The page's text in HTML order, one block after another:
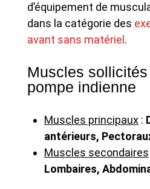
d’équipement de
dans la catégorie des
avant sans matériel .
Muscles
pompe indienne
Muscles principaux :
antérieurs,
Muscles secondaires
Lombaires,